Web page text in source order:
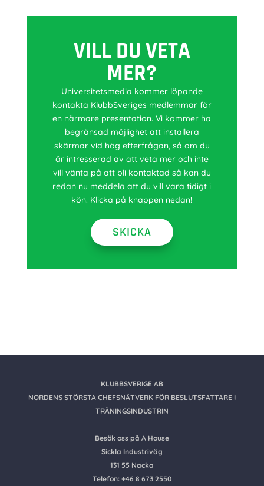
VILL DU VETA
MER?
Universitetsmedia kommer löpande
kontakta KlubbSveriges medlemmar för
en närmare presentation. Vi kommer ha
begränsad möjlighet att installera
skärmar vid hög efterfrågan, så om du
är intresserad av att veta mer och inte
vill vänta på att bli kontaktad så kan du
redan nu meddela att du vill vara tidigt i
kön. Klicka på knappen nedan!
SKICKA
KLUBBSVERIGE AB
NORDENS STÖRSTA CHEFSNÄTVERK FÖR BESLUTSFATTARE I
TRÄNINGSINDUSTRIN
Besök oss på A House
Sickla Industriväg
131 55 Nacka
Telefon: +46 8 673 2550